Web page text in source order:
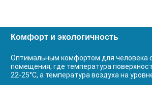
Комфорт и экологичность
Оптимальным комфортом для человека
помещения, где температура
22-25°С, а температура воздуха на